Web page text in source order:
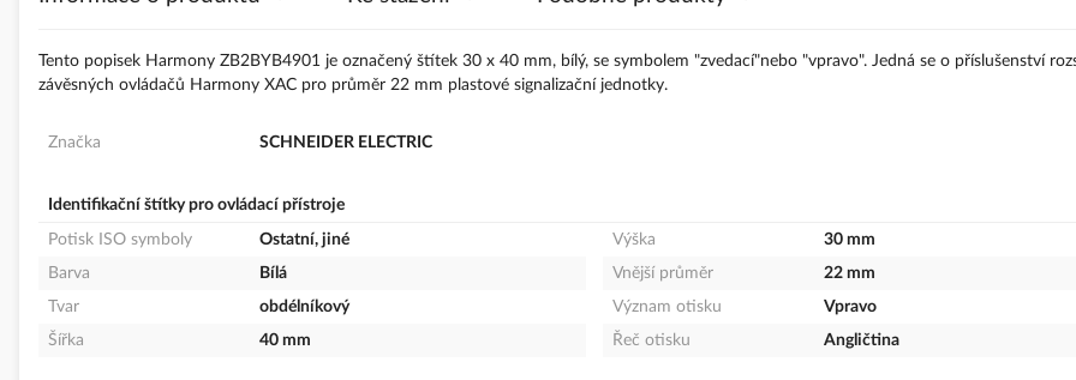
Tento popisek Harmony ZB2BYB4901 je označený štítek 30 x 40 mm, bílý, se symbolem "zvedací"nebo "vpravo". Jedná se o příslušenství
závěsných ovládačů Harmony XAC pro průměr 22 mm plastové signalizační jednotky.
Značka SCHNEIDER ELECTRIC
Identifikační štítky pro ovládací přístroje
Potisk ISO symboly
Ostatní, jiné
Barva
Bílá
Tvar
obdélníkový
Šířka
40 mm
Výška
30 mm
Vnější průměr
22 mm
Význam otisku
Vpravo
Řeč otisku
Angličtina